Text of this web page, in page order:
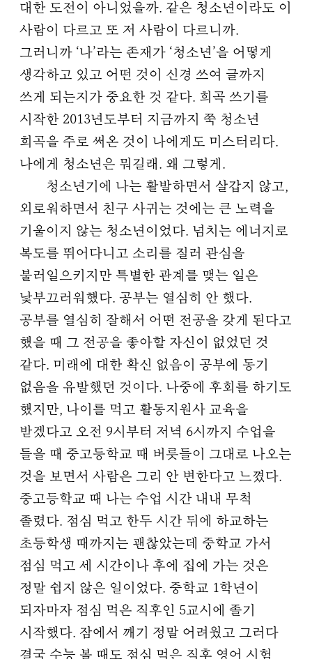
대한 도전이 아니었을까. 같은 청소년이라도 이
사람이 다르고 또 저 사람이 다르니까.
그러니까 ‘나’라는 존재가 ‘청소년’을 어떻게
생각하고 있고 어떤 것이 신경 쓰여 글까지
쓰게 되는지가 중요한 것 같다. 희곡 쓰기를
시작한 2013년도부터 지금까지 쭉 청소년
희곡을 주로 써온 것이 나에게도 미스터리다.
나에게 청소년은 뭐길래. 왜 그렇게.
청소년기에 나는 활발하면서 살갑지 않고,
외로워하면서 친구 사귀는 것에는 큰 노력을
기울이지 않는 청소년이었다. 넘치는 에너지로
복도를 뛰어다니고 소리를 질러 관심을
불러일으키지만 특별한 관계를 맺는 일은
낯부끄러워했다. 공부는 열심히 안 했다.
공부를 열심히 잘해서 어떤 전공을 갖게 된다고
했을 때 그 전공을 좋아할 자신이 없었던 것
같다. 미래에 대한 확신 없음이 공부에 동기
없음을 유발했던 것이다. 나중에 후회를 하기도
했지만, 나이를 먹고 활동지원사 교육을
받겠다고 오전 9시부터 저녁 6시까지 수업을
들을 때 중고등학교 때 버릇들이 그대로 나오는
것을 보면서 사람은 그리 안 변한다고 느꼈다.
중고등학교 때 나는 수업 시간 내내 무척
졸렸다. 점심 먹고 한두 시간 뒤에 하교하는
초등학생 때까지는 괜찮았는데 중학교 가서
점심 먹고 세 시간이나 후에 집에 가는 것은
정말 쉽지 않은 일이었다. 중학교 1학년이
되자마자 점심 먹은 직후인 5교시에 졸기
시작했다. 잠에서 깨기 정말 어려웠고 그러다